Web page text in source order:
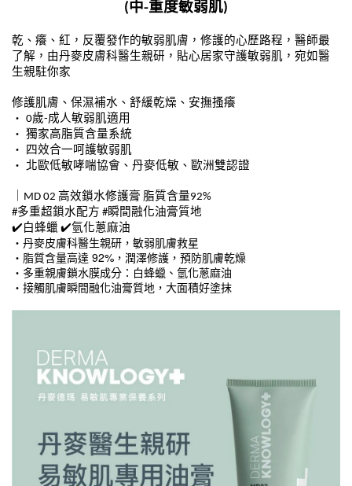
(中-重度敏弱肌)
乾、癢、紅，反覆發作的敏弱肌膚，修護的心歷路程，醫師最
了解，由丹麥皮膚科醫生親研，貼心居家守護敏弱肌，宛如醫
生親駐你家
修護肌膚、保濕補水、舒緩乾燥、安撫搔癢
・ 0歲-成人敏弱肌適用
・ 獨家高脂質含量系統
・ 四效合一呵護敏弱肌
・ 北歐低敏哮喘協會、丹麥低敏、歐洲雙認證
｜MD 02 高效鎖水修護膏 脂質含量92%
#多重超鎖水配方 #瞬間融化油膏質地
✔️ 白蜂蠟 ✔️氫化蔥麻油
・丹麥皮膚科醫生親研，敏弱肌膚救星
・脂質含量高達 92%，潤澤修護，預防肌膚乾燥
・多重親膚鎖水膜成分：白蜂蠟、氫化蔥麻油
・接觸肌膚瞬間融化油膏質地，大面積好塗抹